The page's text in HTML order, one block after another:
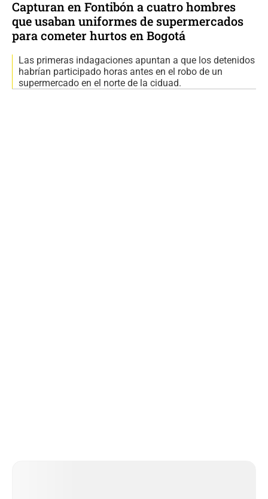
Capturan en Fontibón a cuatro hombres
que usaban uniformes de supermercados
para cometer hurtos en Bogotá
Las primeras indagaciones apuntan a que los detenidos
habrían participado horas antes en el robo de un
supermercado en el norte de la ciduad.